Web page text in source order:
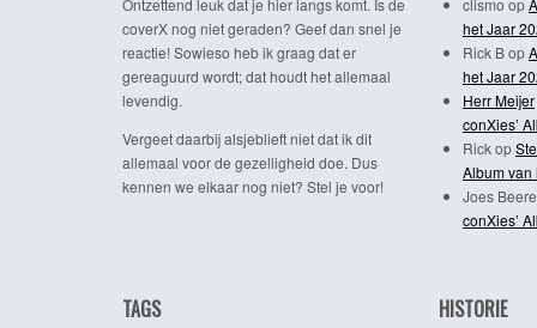
Ontzettend leuk dat je hier langs komt. Is de
coverX nog niet geraden? Geef dan snel je
reactie! Sowieso heb ik graag dat er
gereaguurd wordt; dat houdt het allemaal
levendig.
Vergeet daarbij alsjeblieft niet dat ik dit
allemaal voor de gezelligheid doe. Dus
kennen we elkaar nog niet? Stel je voor!
clismo op
het Jaar
Rick Bop
het Jaar
Herr Meijer
conXies’
Rickop
Album van
Joes
conXies’
TAGS HISTORIE